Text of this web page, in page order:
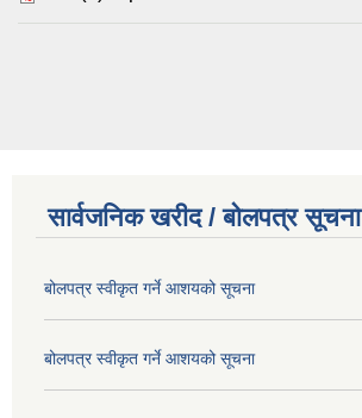
सार्वजनिक खरीद / बोलपत्र सूचना
बोलपत्र स्वीकृत गर्ने आशयको सूचना
बोलपत्र स्वीकृत गर्ने आशयको सूचना